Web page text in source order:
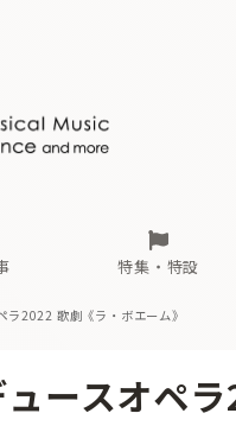
古楽とその先と オーケス
特集・特設
現場のプロが推す！間違いない
無料ライブ配信スケジュール
あ さ な
古楽とその先と
無料ライブ配信スケジュール
あ か さ
ラ2022 歌劇《ラ・ボエーム》
ースオペ